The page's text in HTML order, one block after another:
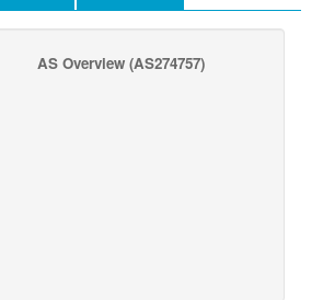
AS Overview (AS274757)